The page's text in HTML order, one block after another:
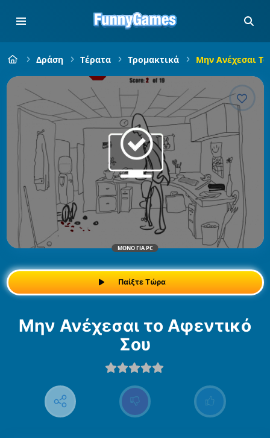
Δράση Τέρατα Τρομακτικά Μην Ανέχεσαι
ΜΌΝΟ ΓΙΑ PC
Παίξτε Τώρα
Μην Ανέχεσαι το Αφεντικό
Σου